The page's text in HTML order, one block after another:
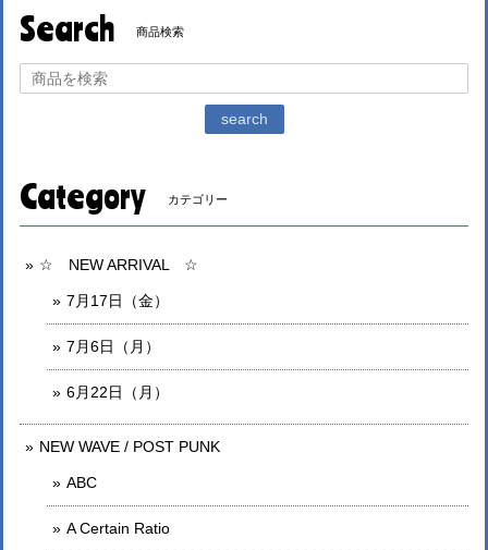
Search 商品検索
search
Category カテゴリー
☆ NEW ARRIVAL ☆
7月17日（金）
7月6日（月）
6月22日（月）
NEW WAVE / POST PUNK
ABC
A Certain Ratio